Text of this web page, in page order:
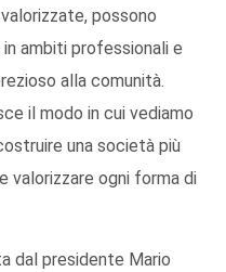
possono
ambiti professionali e
alla comunità.
il modo in cui vediamo
una società più
valorizzare ogni forma di
dal presidente Mario